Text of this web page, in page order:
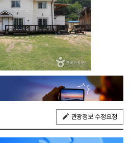
관광정보 수정요청